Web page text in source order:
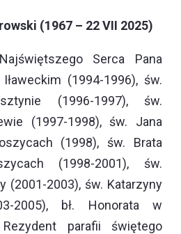
(1967 – 22 VII 2025)
Serca Pana
(1994-1996), św.
(1996-1997), św.
(1997-1998), św. Jana
(1998), św. Brata
(1998-2001), św.
(2001-2003), św. Katarzyny
2005), bł. Honorata w
parafii świętego